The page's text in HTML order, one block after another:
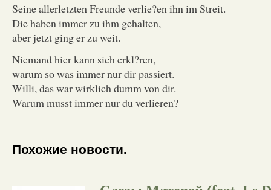
Seine allerletzten Freunde verlie?en ihn im Streit.
Die haben immer zu ihm gehalten,
aber jetzt ging er zu weit.
Niemand hier kann sich erkl?ren,
warum so was immer nur dir passiert.
Willi, das war wirklich dumm von dir.
Warum musst immer nur du verlieren?
Похожие новости.